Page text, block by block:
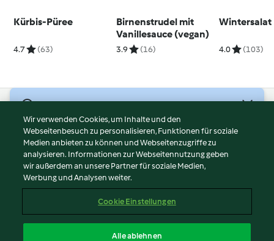
Kürbis-Püree
4.7 (63)
Birnenstrudel mit
Vanillesauce (vegan)
3.9 (16)
Wintersalat
4.0 (103)
Nutzungsbedingungen
Datenschutzrichtlinien
Disclaimer
Impressum
Inhalt melden
Wir verwenden Cookies, um Inhalte und den
Webseitenbesuch zu personalisieren, Funktionen für soziale
Medien anbieten zu können und Webseitenzugriffe zu
analysieren. Informationen zur Webseitennutzung geben
wir außerdem an unsere Partner für soziale Medien,
Werbung und Analysen weiter.
Cookie Einstellungen
Alle ablehnen